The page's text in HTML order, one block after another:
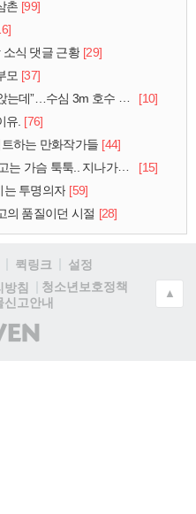
촌 [99]
식 댓글 근황 [29]
모 [37]
심 3m 호수 뛰어든 60대 의인
[10]
유. [76]
하는 만화작가들 [44]
툭툭.. 지나가던 아재의 정체
[15]
는 투명의자 [59]
의 품질이던 시절 [28]
퀵링크
설정
방침
청소년보호정책
신고안내
(주)
▲